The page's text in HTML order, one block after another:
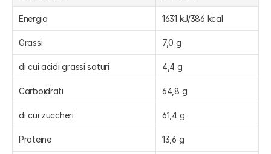
Energia 1631 kJ/386 kcal
Grassi 7,0 g
di cui acidi grassi saturi 4,4 g
Carboidrati 64,8 g
di cui zuccheri 61,4 g
Proteine 13,6 g